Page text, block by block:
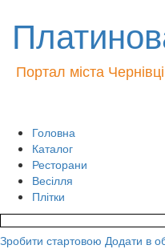
Портал міста
Головна
Каталог
Ресторани
Весілля
Плітки
Зробити стартовою Додати в